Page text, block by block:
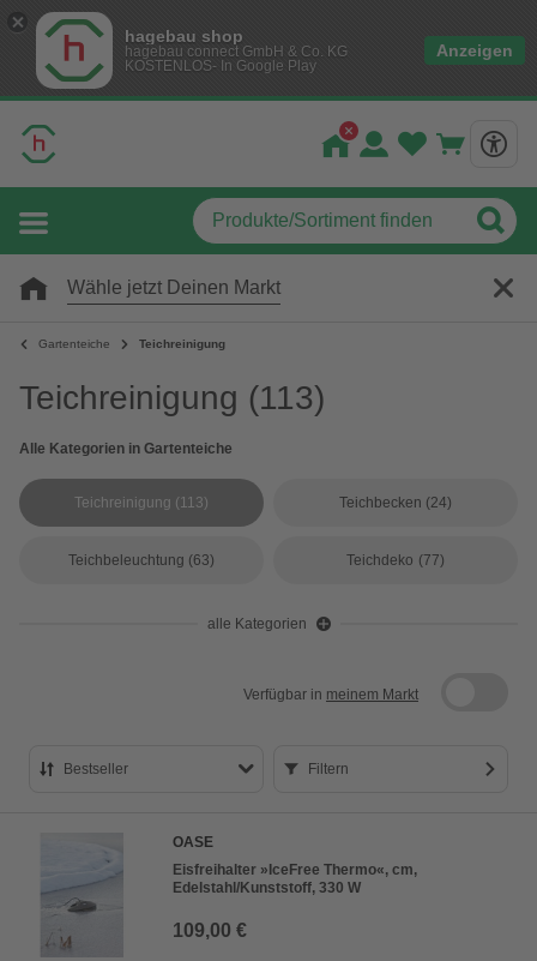
hagebau shop
hagebau connect GmbH & Co. KG
KOSTENLOS- In Google Play
Anzeigen
Wähle jetzt Deinen Markt
Gartenteiche Teichreinigung
Teichreinigung (113)
Alle Kategorien in Gartenteiche
Teichreinigung (113) Teichbecken (24)
Teichbeleuchtung (63) Teichdeko (77)
alle Kategorien
Verfügbar in meinem Markt
Bestseller
Preis aufsteigend
Preis absteigend
Filtern
OASE
Eisfreihalter »IceFree Thermo«, cm,
Edelstahl/Kunststoff, 330 W
109,00 €